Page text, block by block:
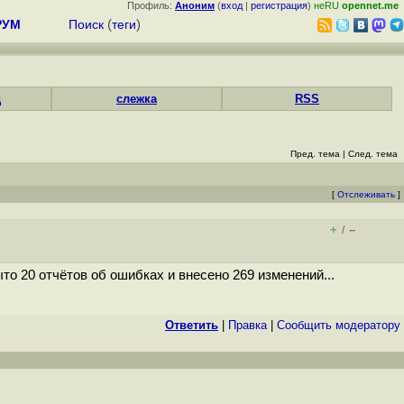
Профиль: Аноним (вход | регистрация) неRU opennet.me
Поиск (теги)
слежка RSS
Пред. тема | След. тема
[ Отслеживать ]
+ / –
20 отчётов об ошибках и внесено 269 изменений...
Ответить Правка| Cообщить модератору